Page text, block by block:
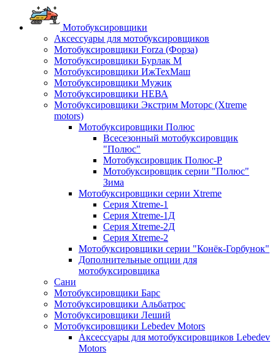
Мотобуксировщики
Аксессуары для мотобуксировщиков
Мотобуксировщики Forza (Форза)
Мотобуксировщики Бурлак М
Мотобуксировщики ИжТехМаш
Мотобуксировщики Мужик
Мотобуксировщики НЕВА
Мотобуксировщики Экстрим Моторс (Xtreme
motors)
Мотобуксировщики Полюс
Всесезонный мотобуксировщик
"Полюс"
Мотобуксировщик Полюс-Р
Мотобуксировщик серии "Полюс"
Зима
Мотобуксировщики серии Xtreme
Серия Xtreme-1
Серия Xtreme-1Д
Серия Xtreme-2Д
Серия Xtreme-2
Мотобуксировщики серии "Конёк-Горбунок"
Дополнительные опции для
мотобуксировщика
Сани
Мотобуксировщики Барс
Мотобуксировщики Альбатрос
Мотобуксировщики Леший
Мотобуксировщики Lebedev Motors
Аксессуары для мотобуксировщиков Lebedev
Motors